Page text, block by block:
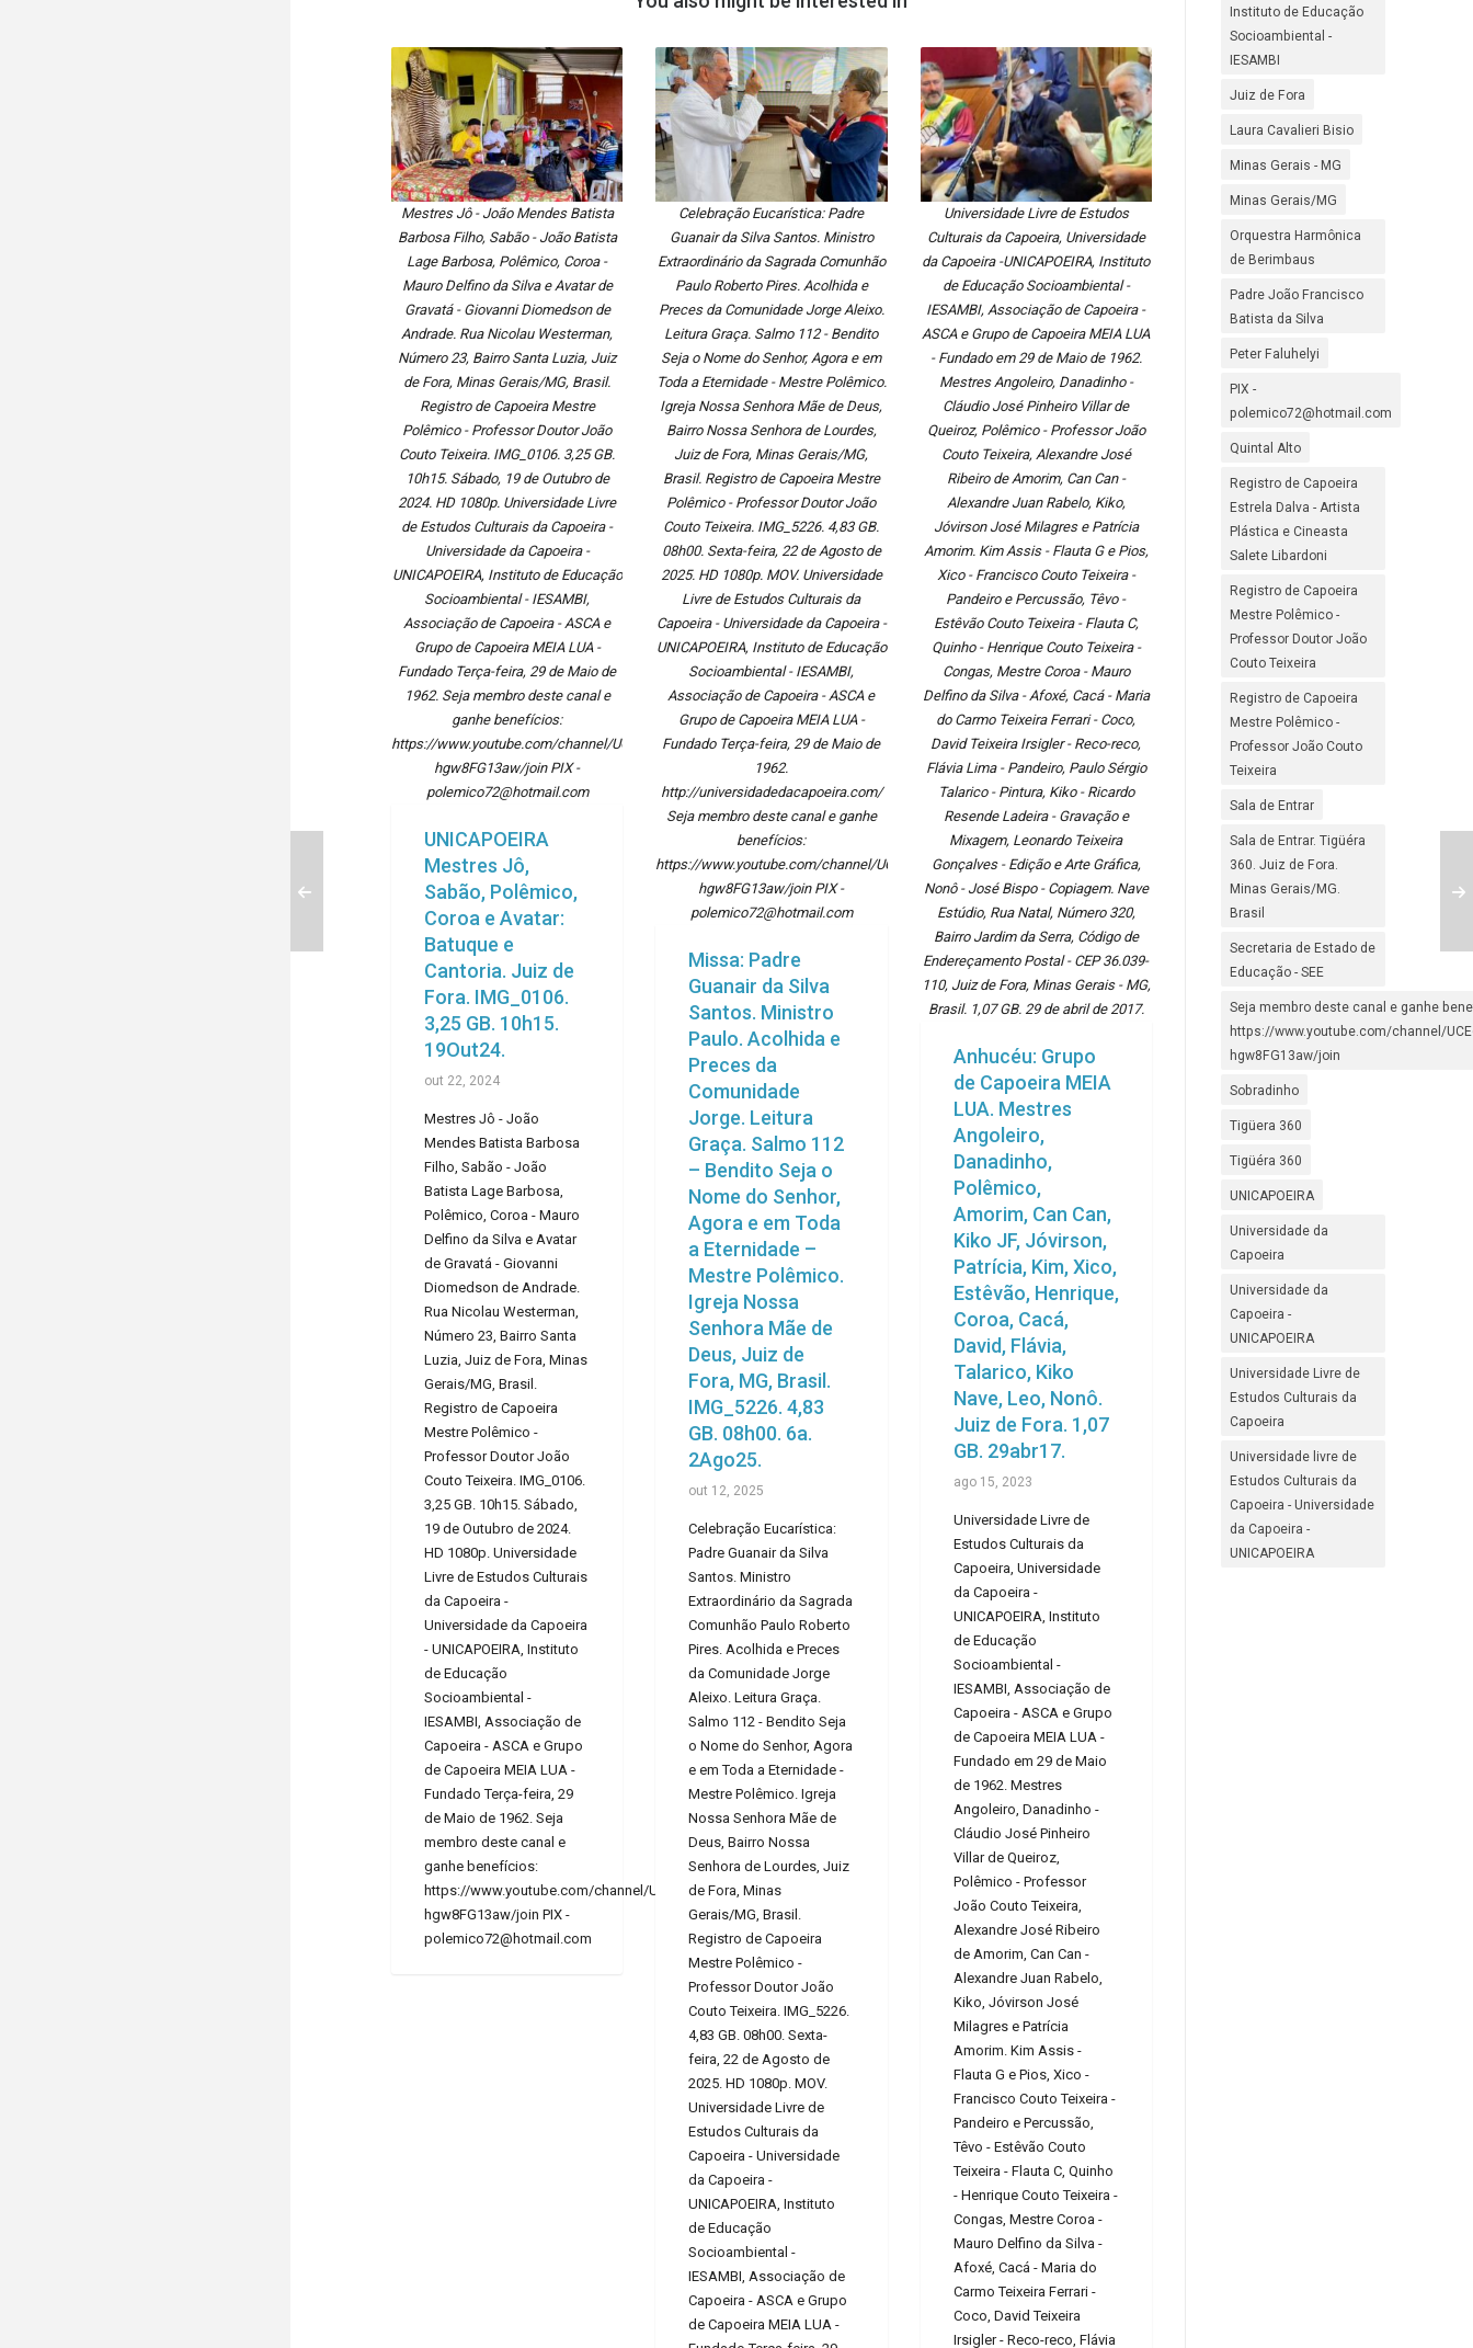
Mestres Jô - João Mendes Batista
Barbosa Filho, Sabão - João Batista
Lage Barbosa, Polêmico, Coroa -
Mauro Delfino da Silva e Avatar de
Gravatá - Giovanni Diomedson de
Andrade. Rua Nicolau Westerman,
Número 23, Bairro Santa Luzia, Juiz
de Fora, Minas Gerais/MG, Brasil.
Registro de Capoeira Mestre
Polêmico - Professor Doutor João
Couto Teixeira. IMG_0106. 3,25 GB.
10h15. Sábado, 19 de Outubro de
2024. HD 1080p. Universidade Livre
de Estudos Culturais da Capoeira -
Universidade da Capoeira -
UNICAPOEIRA, Instituto de Educação
Socioambiental - IESAMBI,
Associação de Capoeira - ASCA e
Grupo de Capoeira MEIA LUA -
Fundado Terça-feira, 29 de Maio de
1962. Seja membro deste canal e
ganhe benefícios:
https://www.youtube.com/channel/UCE6HrA5Y_VZ4-
hgw8FG13aw/join PIX -
polemico72@hotmail.com
UNICAPOEIRA
Mestres Jô,
Sabão, Polêmico,
Coroa e Avatar:
Batuque e
Cantoria. Juiz de
Fora. IMG_0106.
3,25 GB. 10h15.
19Out24.
out 22, 2024
Mestres Jô - João
Mendes Batista Barbosa
Filho, Sabão - João
Batista Lage Barbosa,
Polêmico, Coroa - Mauro
Delfino da Silva e Avatar
de Gravatá - Giovanni
Diomedson de Andrade.
Rua Nicolau Westerman,
Número 23, Bairro Santa
Luzia, Juiz de Fora, Minas
Gerais/MG, Brasil.
Registro de Capoeira
Mestre Polêmico -
Professor Doutor João
Couto Teixeira. IMG_0106.
3,25 GB. 10h15. Sábado,
19 de Outubro de 2024.
HD 1080p. Universidade
Livre de Estudos Culturais
da Capoeira -
Universidade da Capoeira
- UNICAPOEIRA, Instituto
de Educação
Socioambiental -
IESAMBI, Associação de
Capoeira - ASCA e Grupo
de Capoeira MEIA LUA -
Fundado Terça-feira, 29
de Maio de 1962. Seja
membro deste canal e
ganhe benefícios:
https://www.youtube.com/channel/UCE6HrA5Y_VZ4-
hgw8FG13aw/join PIX -
polemico72@hotmail.com
Celebração Eucarística: Padre
Guanair da Silva Santos. Ministro
Extraordinário da Sagrada Comunhão
Paulo Roberto Pires. Acolhida e
Preces da Comunidade Jorge Aleixo.
Leitura Graça. Salmo 112 - Bendito
Seja o Nome do Senhor, Agora e em
Toda a Eternidade - Mestre Polêmico.
Igreja Nossa Senhora Mãe de Deus,
Bairro Nossa Senhora de Lourdes,
Juiz de Fora, Minas Gerais/MG,
Brasil. Registro de Capoeira Mestre
Polêmico - Professor Doutor João
Couto Teixeira. IMG_5226. 4,83 GB.
08h00. Sexta-feira, 22 de Agosto de
2025. HD 1080p. MOV. Universidade
Livre de Estudos Culturais da
Capoeira - Universidade da Capoeira -
UNICAPOEIRA, Instituto de Educação
Socioambiental - IESAMBI,
Associação de Capoeira - ASCA e
Grupo de Capoeira MEIA LUA -
Fundado Terça-feira, 29 de Maio de
1962.
http://universidadedacapoeira.com/
Seja membro deste canal e ganhe
benefícios:
https://www.youtube.com/channel/UCE6HrA5Y_VZ4-
hgw8FG13aw/join PIX -
polemico72@hotmail.com
Missa: Padre
Guanair da Silva
Santos. Ministro
Paulo. Acolhida e
Preces da
Comunidade
Jorge. Leitura
Graça. Salmo 112
– Bendito Seja o
Nome do Senhor,
Agora e em Toda
a Eternidade –
Mestre Polêmico.
Igreja Nossa
Senhora Mãe de
Deus, Juiz de
Fora, MG, Brasil.
IMG_5226. 4,83
GB. 08h00. 6a.
2Ago25.
out 12, 2025
Celebração Eucarística:
Padre Guanair da Silva
Santos. Ministro
Extraordinário da Sagrada
Comunhão Paulo Roberto
Pires. Acolhida e Preces
da Comunidade Jorge
Aleixo. Leitura Graça.
Salmo 112 - Bendito Seja
o Nome do Senhor, Agora
e em Toda a Eternidade -
Mestre Polêmico. Igreja
Nossa Senhora Mãe de
Deus, Bairro Nossa
Senhora de Lourdes, Juiz
de Fora, Minas
Gerais/MG, Brasil.
Registro de Capoeira
Mestre Polêmico -
Professor Doutor João
Couto Teixeira. IMG_5226.
4,83 GB. 08h00. Sexta-
feira, 22 de Agosto de
2025. HD 1080p. MOV.
Universidade Livre de
Estudos Culturais da
Capoeira - Universidade
da Capoeira -
UNICAPOEIRA, Instituto
de Educação
Socioambiental -
IESAMBI, Associação de
Capoeira - ASCA e Grupo
de Capoeira MEIA LUA -
Universidade Livre de Estudos
Culturais da Capoeira, Universidade
da Capoeira -UNICAPOEIRA, Instituto
de Educação Socioambiental -
IESAMBI, Associação de Capoeira -
ASCA e Grupo de Capoeira MEIA LUA
- Fundado em 29 de Maio de 1962.
Mestres Angoleiro, Danadinho -
Cláudio José Pinheiro Villar de
Queiroz, Polêmico - Professor João
Couto Teixeira, Alexandre José
Ribeiro de Amorim, Can Can -
Alexandre Juan Rabelo, Kiko,
Jóvirson José Milagres e Patrícia
Amorim. Kim Assis - Flauta G e Pios,
Xico - Francisco Couto Teixeira -
Pandeiro e Percussão, Têvo -
Estêvão Couto Teixeira - Flauta C,
Quinho - Henrique Couto Teixeira -
Congas, Mestre Coroa - Mauro
Delfino da Silva - Afoxé, Cacá - Maria
do Carmo Teixeira Ferrari - Coco,
David Teixeira Irsigler - Reco-reco,
Flávia Lima - Pandeiro, Paulo Sérgio
Talarico - Pintura, Kiko - Ricardo
Resende Ladeira - Gravação e
Mixagem, Leonardo Teixeira
Gonçalves - Edição e Arte Gráfica,
Nonô - José Bispo - Copiagem. Nave
Estúdio, Rua Natal, Número 320,
Bairro Jardim da Serra, Código de
Endereçamento Postal - CEP 36.039-
110, Juiz de Fora, Minas Gerais - MG,
Brasil. 1,07 GB. 29 de abril de 2017.
Anhucéu: Grupo
de Capoeira MEIA
LUA. Mestres
Angoleiro,
Danadinho,
Polêmico,
Amorim, Can Can,
Kiko JF, Jóvirson,
Patrícia, Kim, Xico,
Estêvão, Henrique,
Coroa, Cacá,
David, Flávia,
Talarico, Kiko
Nave, Leo, Nonô.
Juiz de Fora. 1,07
GB. 29abr17.
ago 15, 2023
Universidade Livre de
Estudos Culturais da
Capoeira, Universidade
da Capoeira -
UNICAPOEIRA, Instituto
de Educação
Socioambiental -
IESAMBI, Associação de
Capoeira - ASCA e Grupo
de Capoeira MEIA LUA -
Fundado em 29 de Maio
de 1962. Mestres
Angoleiro, Danadinho -
Cláudio José Pinheiro
Villar de Queiroz,
Polêmico - Professor
João Couto Teixeira,
Alexandre José Ribeiro
de Amorim, Can Can -
Alexandre Juan Rabelo,
Kiko, Jóvirson José
Milagres e Patrícia
Amorim. Kim Assis -
Flauta G e Pios, Xico -
Francisco Couto Teixeira -
Pandeiro e Percussão,
Têvo - Estêvão Couto
Teixeira - Flauta C, Quinho
- Henrique Couto Teixeira -
Congas, Mestre Coroa -
Mauro Delfino da Silva -
Afoxé, Cacá - Maria do
Carmo Teixeira Ferrari -
Coco, David Teixeira
Irsigler - Reco-reco, Flávia
Instituto de Educação
Socioambiental -
IESAMBI
Juiz de Fora
Laura Cavalieri Bisio
Minas Gerais - MG
Minas Gerais/MG
Orquestra Harmônica
de Berimbaus
Padre João Francisco
Batista da Silva
Peter Faluhelyi
PIX -
polemico72@hotmail.com
Quintal Alto
Registro de Capoeira
Estrela Dalva - Artista
Plástica e Cineasta
Salete Libardoni
Registro de Capoeira
Mestre Polêmico -
Professor Doutor João
Couto Teixeira
Registro de Capoeira
Mestre Polêmico -
Professor João Couto
Teixeira
Sala de Entrar
Sala de Entrar. Tigüéra
360. Juiz de Fora.
Minas Gerais/MG.
Brasil
Secretaria de Estado de
Educação - SEE
Seja membro deste canal e ganhe
https://www.youtube.com/channel/
hgw8FG13aw/join
Sobradinho
Tigüera 360
Tigüéra 360
UNICAPOEIRA
Universidade da
Capoeira
Universidade da
Capoeira -
UNICAPOEIRA
Universidade Livre de
Estudos Culturais da
Capoeira
Universidade livre de
Estudos Culturais da
Capoeira - Universidade
da Capoeira -
UNICAPOEIRA